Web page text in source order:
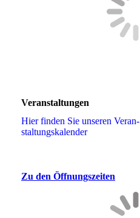
Veranstaltungen
Hier finden Sie unseren Ver­an­
stal­tungs­ka­len­der
Zu den Öffnungszeiten